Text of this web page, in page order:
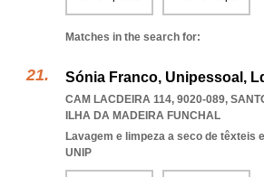
Matches in the search for:
Sónia Franco, Unipessoal,
CAM LACDEIRA 114, 9020-089,
ILHA DA MADEIRA FUNCHAL
Lavagem e limpeza a seco de têxteis
UNIP